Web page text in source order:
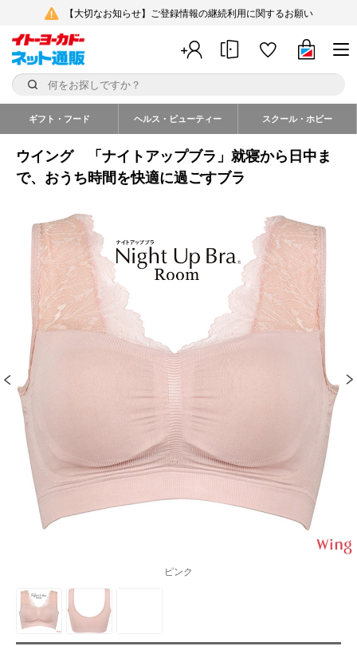
【大切なお知らせ】ご登録情報の継続利用に関するお願い
ギフト・フード ヘルス・ビューティー スクール・ホビー
ウイング 「ナイトアップブラ」就寝から日中ま
で、おうち時間を快適に過ごすブラ
ピンク